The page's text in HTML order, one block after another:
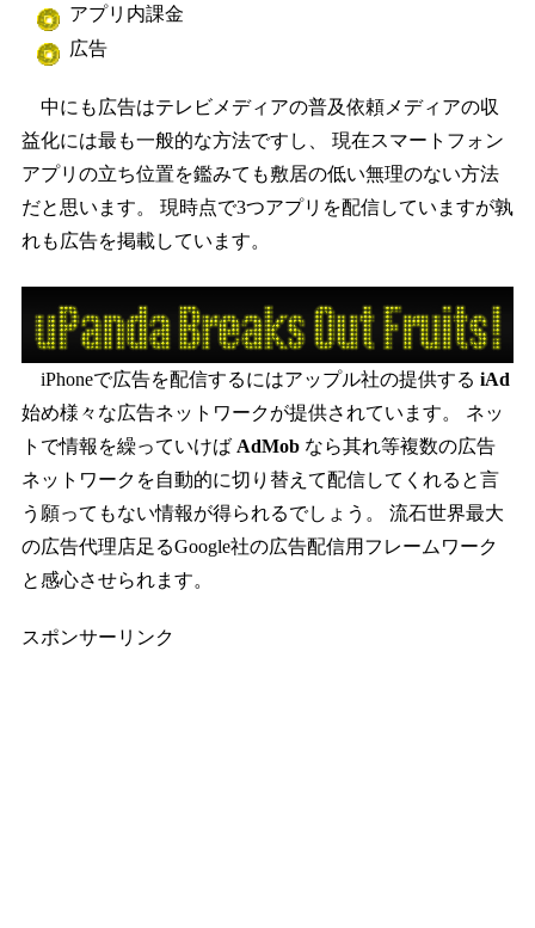
アプリ内課金
広告
中にも広告はテレビメディアの普及依頼メディアの収
益化には最も一般的な方法ですし、 現在スマートフォン
アプリの立ち位置を鑑みても敷居の低い無理のない方法
だと思います。 現時点で3つアプリを配信していますが孰
れも広告を掲載しています。
iPhoneで広告を配信するにはアップル社の提供する iAd
始め様々な広告ネットワークが提供されています。 ネッ
トで情報を繰っていけば AdMobなら其れ等複数の広告
ネットワークを自動的に切り替えて配信してくれると言
う願ってもない情報が得られるでしょう。 流石世界最大
の広告代理店足るGoogle社の広告配信用フレームワーク
と感心させられます。
スポンサーリンク